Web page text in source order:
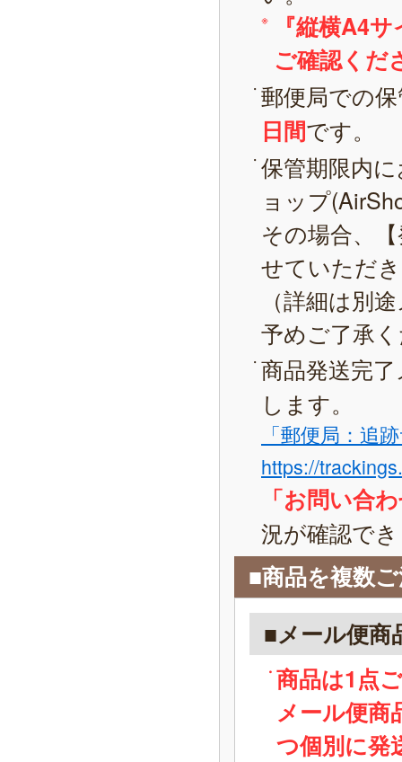
『縦横A4
ご確認くだ
郵便局での
日間です。
保管期限内
ョップ
その場合、
せていただ
（詳細は別
予めご了承
商品発送完
します。
「郵便局：追
https://
「お問い合
況が確認で
■商品を複数
■メール便商
商品は1点
メール便商
つ個別に発